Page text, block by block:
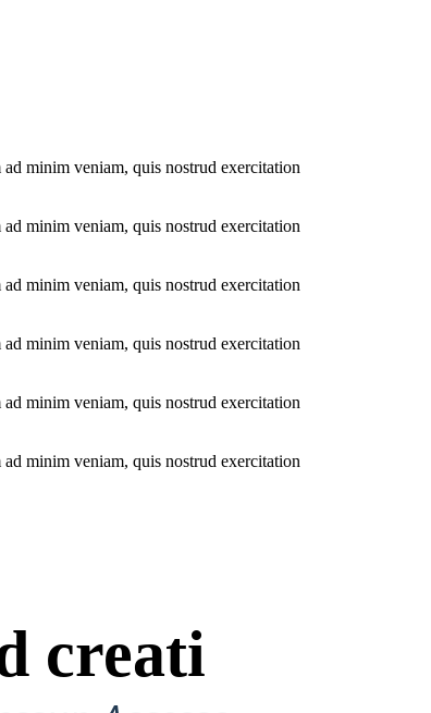
minim veniam, quis nostrud exercitation
minim veniam, quis nostrud exercitation
minim veniam, quis nostrud exercitation
minim veniam, quis nostrud exercitation
minim veniam, quis nostrud exercitation
minim veniam, quis nostrud exercitation
creati